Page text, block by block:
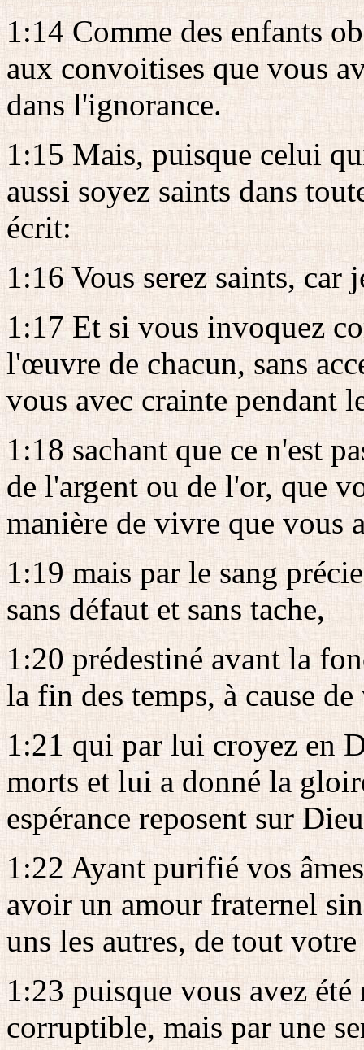
1:14 Comme des enfants
aux convoitises que vous
dans l'ignorance.
1:15 Mais, puisque celui
aussi soyez saints dans
écrit:
1:16 Vous serez saints, car
1:17 Et si vous invoquez
l'œuvre de chacun, sans
vous avec crainte pendant
1:18 sachant que ce n'est
de l'argent ou de l'or, que
manière de vivre que vous
1:19 mais par le sang
sans défaut et sans tache,
1:20 prédestiné avant la
la fin des temps, à cause de
1:21 qui par lui croyez en
morts et lui a donné la
espérance reposent sur
1:22 Ayant purifié vos
avoir un amour fraternel
uns les autres, de tout
1:23 puisque vous avez été
corruptible, mais par une